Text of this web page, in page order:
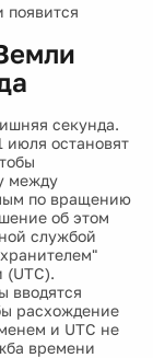
появится
секунда.
остановят
между
по вращению
об этом
службой
(UTC).
вводятся
расхождение
и UTC не
времени